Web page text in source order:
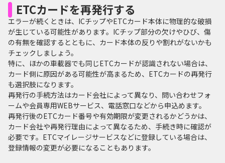
ETCカードを再発行する
エラーが続くときは、ICチップやETCカード本体に物理的な破損
が生じている可能性があります。ICチップ部分の欠けやひび、傷
の有無を確認するとともに、カード本体の反りや割れがないかも
チェックしましょう。
特に、ほかの車載器でも同じETCカードが認識されない場合は、
カード側に原因がある可能性が高まるため、ETCカードの再発行
も選択肢になります。
再発行の手続方法はカード会社によって異なり、問い合わせフォ
ームや会員専用WEBサービス、電話窓口などから申込めます。
再発行後のETCカード番号や有効期限が変更されるかどうかは、
カード会社や再発行理由によって異なるため、手続き時に確認が
必要です。ETCマイレージサービスなどに登録している場合は、
登録情報の変更が必要になることもあります。